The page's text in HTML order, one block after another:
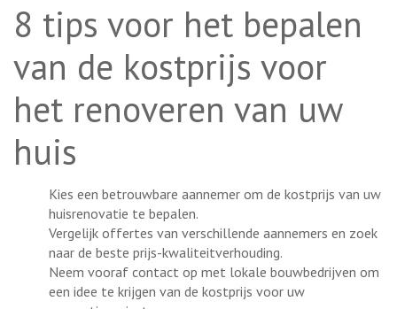
8 tips voor het bepalen
van de kostprijs voor
het renoveren van uw
huis
Kies een betrouwbare aannemer om de kostprijs van uw
huisrenovatie te bepalen.
Vergelijk offertes van verschillende aannemers en zoek
naar de beste prijs-kwaliteitverhouding.
Neem vooraf contact op met lokale bouwbedrijven om
een idee te krijgen van de kostprijs voor uw